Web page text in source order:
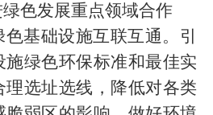
色发展重点领域合作
础设施互联互通。引
绿色环保标准和最佳实
理选址选线，降低对各类